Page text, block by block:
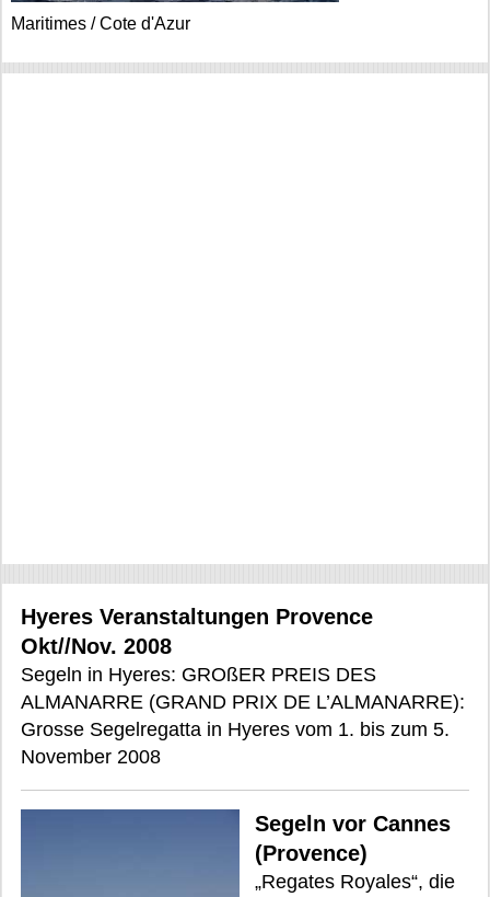
Maritimes / Cote d'Azur
Hyeres Veranstaltungen Provence
Okt//Nov. 2008
Segeln in Hyeres: GROßER PREIS DES
ALMANARRE (GRAND PRIX DE L’ALMANARRE):
Grosse Segelregatta in Hyeres vom 1. bis zum 5.
November 2008
Segeln vor Cannes
(Provence)
„Regates Royales“, die